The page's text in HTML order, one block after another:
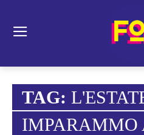
TAG:
IMPARAMMO